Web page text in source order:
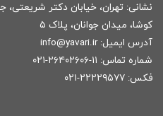
کوشا، میدان جوانان، پلاک ۵
آدرس ایمیل: info@yavari.ir
شماره تماس: ۱۱-۲۶۴۰۲۶۰۶-۰۲۱
فکس: ۲۲۲۲۹۵۷۷-۰۲۱